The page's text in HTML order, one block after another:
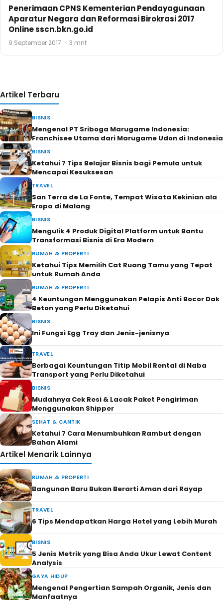
Penerimaan CPNS Kementerian Pendayagunaan
Aparatur Negara dan Reformasi Birokrasi 2017
Online sscn.bkn.go.id
9 September 2017 · 3 mnt
Artikel Terbaru
BISNIS
Mengenal PT Sriboga Marugame Indonesia:
Franchisee Utama dari Marugame Udon di Indonesia
BISNIS
Ketahui 7 Tips Belajar Bisnis bagi Pemula untuk
Mencapai Kesuksesan
TRAVEL
San Terra de La Fonte, Tempat Wisata Kekinian ala
Eropa di Malang
BISNIS
Mengulik 4 Produk Digital Platform untuk Bantu
Transformasi Bisnis di Era Modern
RUMAH & PROPERTI
Ketahui Tips Memilih Cat Ruang Tamu yang Tepat
untuk Rumah Anda
RUMAH & PROPERTI
4 Keuntungan Menggunakan Pelapis Anti Bocor Dak
Beton yang Perlu Diketahui
BISNIS
Ini Fungsi Egg Tray dan Jenis-jenisnya
TRAVEL
Berbagai Keuntungan Titip Mobil Rental di Naba
Transport yang Perlu Diketahui
BISNIS
Mudahnya Cek Resi & Lacak Paket Pengiriman
Menggunakan Shipper
SEHAT & CANTIK
Ketahui 7 Cara Menumbuhkan Rambut dengan
Bahan Alami
Artikel Menarik Lainnya
RUMAH & PROPERTI
Bangunan Baru Bukan Berarti Aman dari Rayap
TRAVEL
6 Tips Mendapatkan Harga Hotel yang Lebih Murah
BISNIS
5 Jenis Metrik yang Bisa Anda Ukur Lewat Content
Analysis
GAYA HIDUP
Mengenal Pengertian Sampah Organik, Jenis dan
Manfaatnya